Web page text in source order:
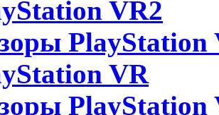
VR2
PlayStation
VR
PlayStation